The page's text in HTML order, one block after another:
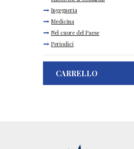
Ingegneria
Medicina
Nel cuore del Paese
Periodici
CARRELLO